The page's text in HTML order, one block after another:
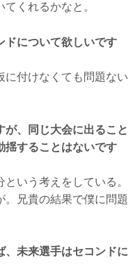
くれるかなと。
ドについて欲しいです
に付けなくても問題ない
が、同じ大会に出ること
揺することはないです
いう考えをしている。
。兄貴の結果で僕に問題
、未来選手はセコンドに